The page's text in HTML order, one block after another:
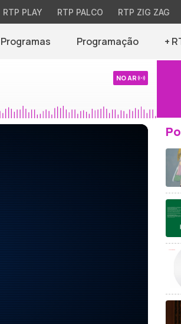
RTP PLAY RTP PALCO RTP ZIG ZAG
Programas Programação +
NO AR